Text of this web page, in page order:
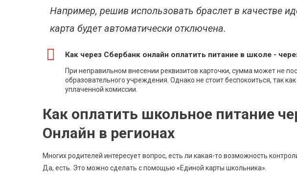
Например, решив использовать браслет в качестве
карта будет автоматически отключена.
Как через Сбербанк онлайн оплатить питание в школе -
При неправильном внесении реквизитов карточки, сумма может не
образовательного учреждения. Однако не стоит беспокоиться, так
уплаченной комиссии.
Как оплатить школьное питание
Онлайн в регионах
Многих родителей интересует вопрос, есть ли какая-то возможность
Да, есть. Это можно сделать с помощью «Единой карты школьника».